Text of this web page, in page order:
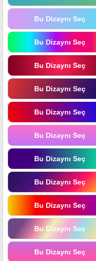
Bu Dizaynı Seç
Bu Dizaynı Seç
Bu Dizaynı Seç
Bu Dizaynı Seç
Bu Dizaynı Seç
Bu Dizaynı Seç
Bu Dizaynı Seç
Bu Dizaynı Seç
Bu Dizaynı Seç
Bu Dizaynı Seç
Bu Dizaynı Seç